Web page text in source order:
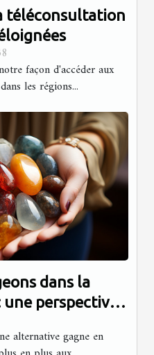
téléconsultation
façon d'accéder aux
les régions...
dans la
perspective
alternative gagne en